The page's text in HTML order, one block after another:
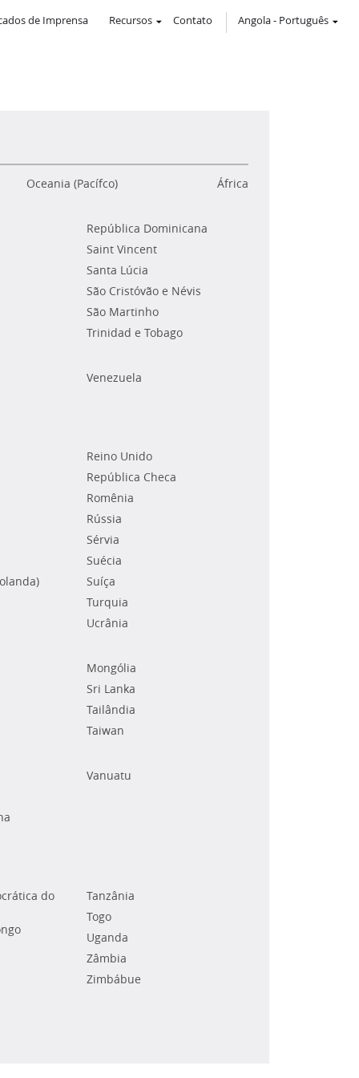
de Imprensa Recursos Contato Angola- Português
Oceania (Pacífco) África
República Dominicana
Saint Vincent
Santa Lúcia
São Cristóvão e Névis
São Martinho
Trinidad e Tobago
Venezuela
Reino Unido
República Checa
Romênia
Rússia
Sérvia
Suécia
Suíça
Turquia
Ucrânia
Mongólia
Sri Lanka
Tailândia
Taiwan
Vanuatu
do
Tanzânia
Togo
Uganda
Zâmbia
Zimbábue